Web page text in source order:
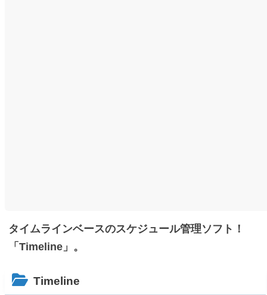
タイムラインベースのスケジュール管理ソフト！
「Timeline」。
Timeline